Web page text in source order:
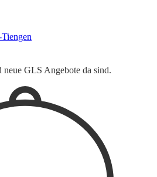
neue GLS Angebote da sind.